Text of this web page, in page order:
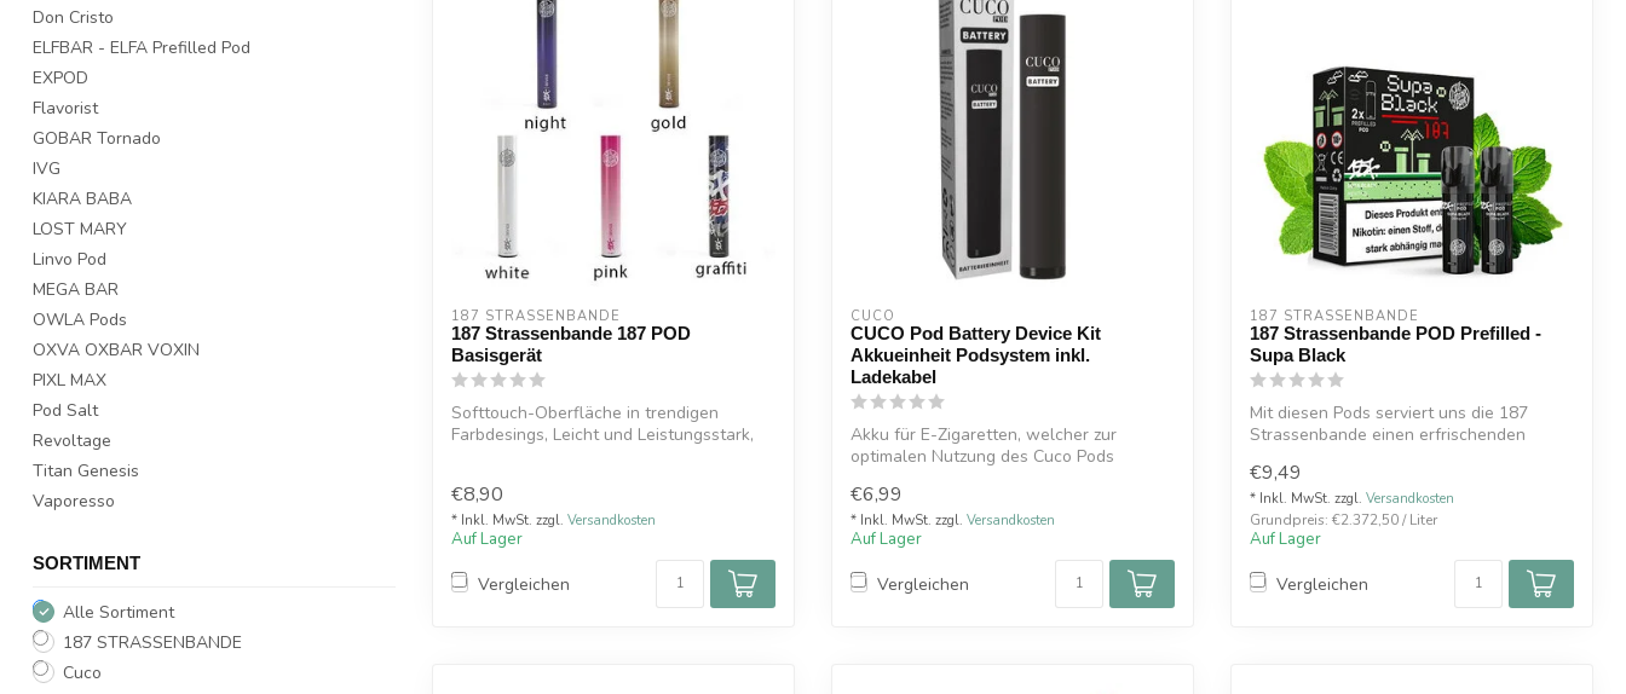
Don Cristo
ELFBAR - ELFA Prefilled Pod
EXPOD
Flavorist
GOBAR Tornado
IVG
KIARA BABA
LOST MARY
Linvo Pod
MEGA BAR
OWLA Pods
OXVA OXBAR VOXIN
PIXL MAX
Pod Salt
Revoltage
Titan Genesis
Vaporesso
SORTIMENT
Alle Sortiment
187 STRASSENBANDE
Cuco
187 STRASSENBANDE
187 Strassenbande 187 POD
Basisgerät
Softtouch-Oberfläche in trendigen
Farbdesings, Leicht und Leistungsstark,
€8,90
* Inkl. MwSt. zzgl. Versandkosten
Auf Lager
Vergleichen
CUCO
CUCO Pod Battery Device Kit
Akkueinheit Podsystem inkl.
Ladekabel
Akku für E-Zigaretten, welcher zur
optimalen Nutzung des Cuco Pods
€6,99
* Inkl. MwSt. zzgl. Versandkosten
Auf Lager
Vergleichen
187 STRASSENBANDE
187 Strassenbande POD Prefilled -
Supa Black
Mit diesen Pods serviert uns die 187
Strassenbande einen erfrischenden
€9,49
* Inkl. MwSt. zzgl. Versandkosten
Grundpreis: €2.372,50 / Liter
Auf Lager
Vergleichen